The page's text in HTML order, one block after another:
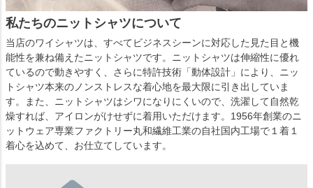
私たちのニットシャツについて
当店のワイシャツは、すべてビジネスシーンに対応した見た目と機
能性を兼ね備えたニットシャツです。ニットシャツは伸縮性に優れ
ているので動きやすく、さらに特許技術「動体設計」により、ニッ
トシャツ本来のノンストレスな着心地を最大限に引き出していま
す。また、ニットシャツはシワになりにくいので、洗濯して自然乾
燥すれば、アイロンがけせずに着用いただけます。1956年創業のニ
ットウェア専業ファクトリー丸和繊維工業の自社国内工場で１着１
着心を込めて、お仕立てしています。